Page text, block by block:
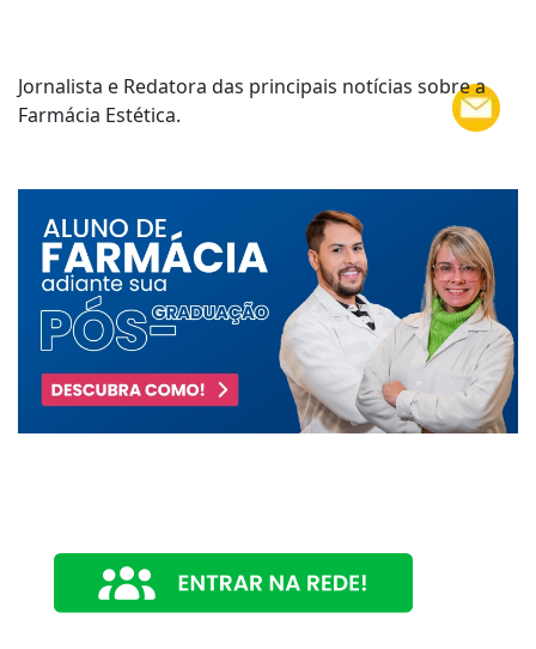
Jornalista e Redatora das principais notícias sobre a
Farmácia Estética.